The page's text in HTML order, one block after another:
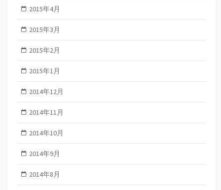
2015年4月
2015年3月
2015年2月
2015年1月
2014年12月
2014年11月
2014年10月
2014年9月
2014年8月